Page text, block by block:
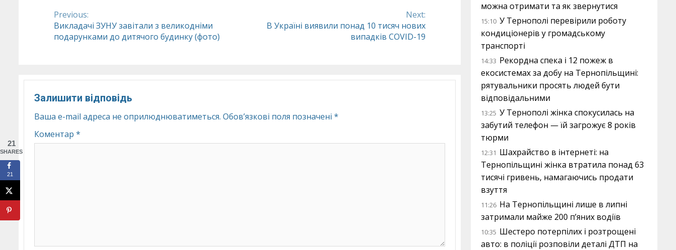
Continue
Reading
Previous:
Викладачі ЗУНУ завітали з великодніми
подарунками до дитячого будинку (фото)
Next:
В Україні виявили понад 10 тисяч нових
випадків COVID-19
Залишити відповідь
Ваша e-mail адреса не оприлюднюватиметься. Обов’язкові поля позначені *
Коментар *
можна отримати та як звернутися
15:10 У Тернополі перевірили роботу
кондиціонерів у громадському
транспорті
14:33 Рекордна спека і 12 пожеж в
екосистемах за добу на Тернопільщині:
рятувальники просять людей бути
відповідальними
13:25 У Тернополі жінка спокусилась на
забутий телефон — їй загрожує 8 років
тюрми
12:31 Шахрайство в інтернеті: на
Тернопільщині жінка втратила понад 63
тисячі гривень, намагаючись продати
взуття
11:26 На Тернопільщині лише в липні
затримали майже 200 п’яних водіїв
10:35 Шестеро потерпілих і розтрощені
авто: в поліції розповіли деталі ДТП на
21
SHARES
21